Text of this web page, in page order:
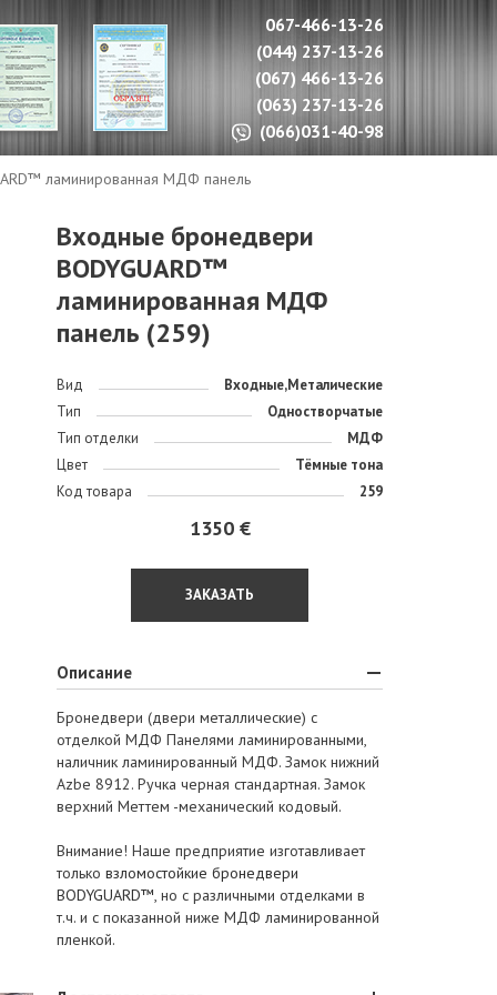
067-466-13-26
(044) 237-13-26
(067) 466-13-26
(063) 237-13-26
(066)031-40-98
ламинированная МДФ панель
Входные бронедвери
BODYGUARD™
ламинированная МДФ
панель (259)
Вид
Входные,Металические
Тип
Одностворчатые
Тип отделки
МДФ
Цвет
Тёмные тона
Код товара
259
1350 €
ЗАКАЗАТЬ
Описание
Бронедвери (двери металлические) с
отделкой МДФ Панелями ламинированными,
наличник ламинированный МДФ. Замок нижний
Azbe 8912. Ручка черная стандартная. Замок
верхний Меттем -механический кодовый.
Внимание! Наше предприятие изготавливает
только взломостойкие бронедвери
BODYGUARD™, но с различными отделками в
т.ч. и с показанной ниже МДФ ламинированной
пленкой.